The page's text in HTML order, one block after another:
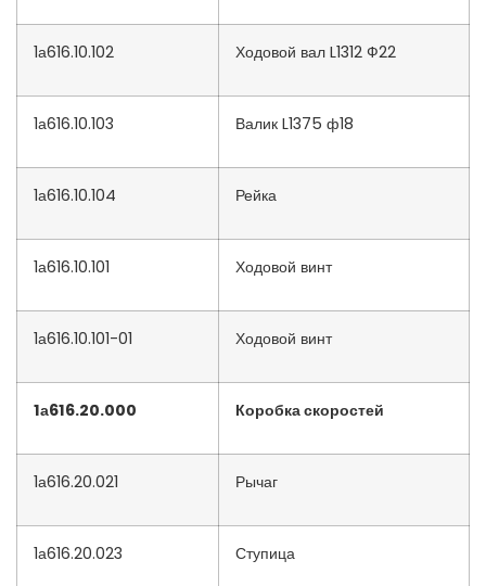
1а616.10.102 Ходовой вал L1312 Ф22
1а616.10.103 Валик L1375 ф18
1а616.10.104 Рейка
1а616.10.101 Ходовой винт
1а616.10.101-01 Ходовой винт
1а616.20.000 Коробка скоростей
1а616.20.021 Рычаг
1а616.20.023 Ступица